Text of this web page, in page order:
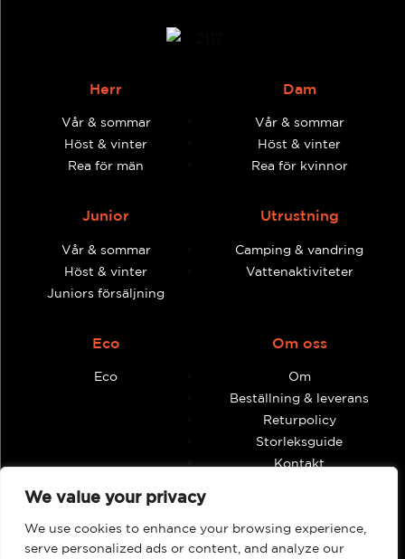
We value your privacy
We use cookies to enhance your browsing experience,
serve personalized ads or content, and analyze our
Herr
Vår & sommar
Höst & vinter
Rea för män
Dam
Vår & sommar
Höst & vinter
Rea för kvinnor
Junior
Vår & sommar
Höst & vinter
Juniors försäljning
Utrustning
Camping & vandring
Vattenaktiviteter
Eco
Eco
Om oss
Om
Beställning & leverans
Returpolicy
Storleksguide
Kontakt
Återförsäljare Mitt konto